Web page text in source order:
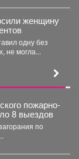
женщину
одну без
не могла...
пожарно-
8 выездов